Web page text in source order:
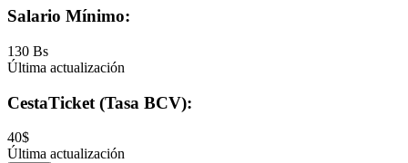
Salario Mínimo:
130 Bs
Última actualización
CestaTicket (Tasa BCV):
40$
Última actualización